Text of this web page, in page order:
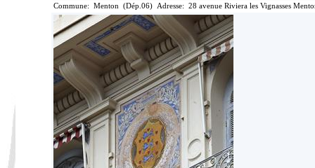
Commune: Menton (Dép.06) Adresse: 28 avenue Riviera les Vignasses